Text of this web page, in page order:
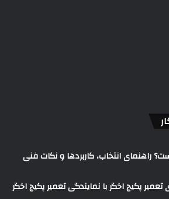
راهنمای انتخاب، کاربردها و نکات فنی
پکیج اخگر با نمایندگی تعمیر پکیج اخگر